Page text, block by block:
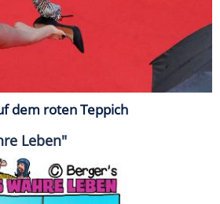
dem roten Teppich
Leben"